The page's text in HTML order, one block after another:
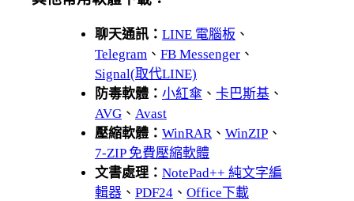
聊天通訊： LINE 電腦板 、
Telegram 、 FB Messenger 、
Signal(取代LINE)
防毒軟體： 小紅傘 、 卡巴斯基 、
AVG 、 Avast
壓縮軟體： WinRAR 、 WinZIP 、
7-ZIP 免費壓縮軟體
文書處理： NotePad++ 純文字編
輯器 、 PDF24 、 Office下載